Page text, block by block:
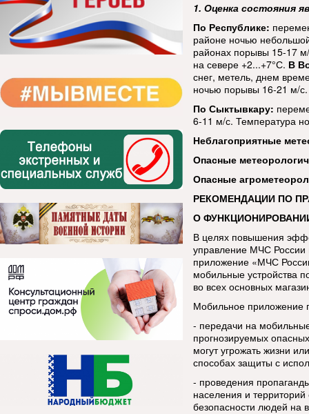
1. Оценка состояния
По Республике:
районе ночью
районах порывы 15-17
на севере +2...+7°С. В
снег, метель, днем
ночью порывы 16-21 м/
По Сыктывкару:
6-11 м/с. Температура
Неблагоприятные
Опасные
Опасные
РЕКОМЕНДАЦИИ ПО
О
В целях повышения
управление МЧС России
приложение «МЧС
мобильные устройства
во всех основных
Мобильное приложение
- передачи на
прогнозируемых
могут угрожать жизни
способах защиты с
- проведения
населения и
безопасности людей на